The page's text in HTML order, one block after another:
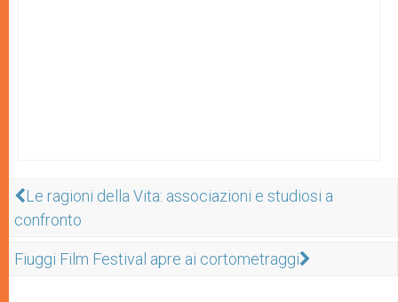
Le ragioni della Vita: associazioni e studiosi a
confronto
Fiuggi Film Festival apre ai cortometraggi